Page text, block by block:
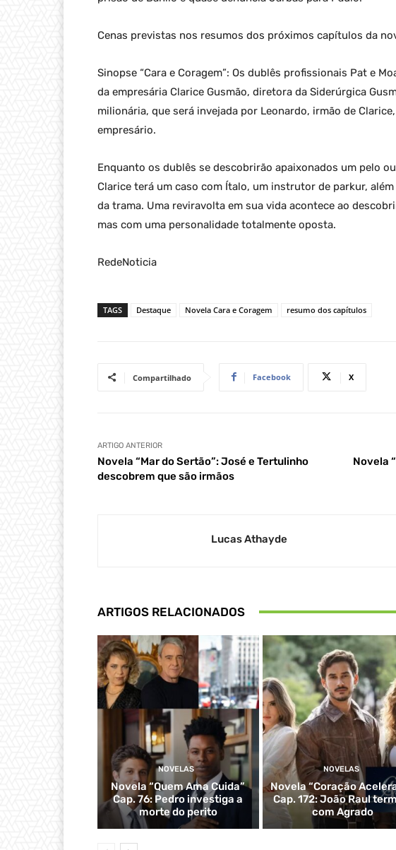
Cenas previstas nos resumos dos próximos capítulos da
Sinopse “Cara e Coragem”: Os dublês profissionais Pat e
da empresária Clarice Gusmão, diretora da Siderúrgica
milionária, que será invejada por Leonardo, irmão de
empresário.
Enquanto os dublês se descobrirão apaixonados um pelo
Clarice terá um caso com Ítalo, um instrutor de parkur,
da trama. Uma reviravolta em sua vida acontece ao
mas com uma personalidade totalmente oposta.
RedeNoticia
TAGS Destaque Novela Cara e Coragem resumo dos capítulos
Compartilhado Facebook X
ARTIGO ANTERIOR
Novela “Mar do Sertão”: José e Tertulinho
descobrem que são irmãos
Novela
Lucas Athayde
ARTIGOS RELACIONADOS
NOVELAS
Novela “Quem Ama Cuida”
Cap. 76: Pedro investiga a
morte do perito
NOVELAS
Novela “Coração
Cap. 172: João Raul
com Agrado